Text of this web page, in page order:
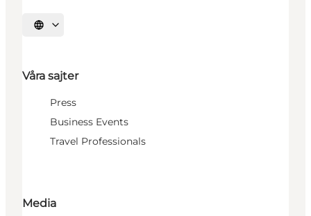
Välj språk
Våra sajter
Press
Business Events
Travel Professionals
Media